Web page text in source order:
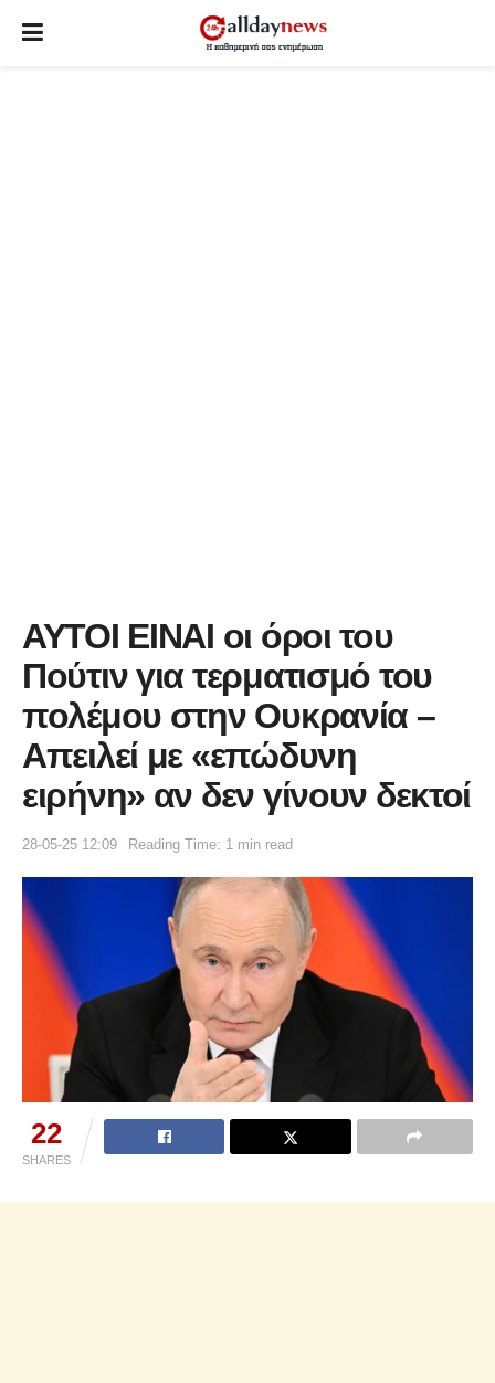
ΑΥΤΟΙ ΕΙΝΑΙ οι όροι του
Πούτιν για τερματισμό του
πολέμου στην Ουκρανία –
Απειλεί με «επώδυνη
ειρήνη» αν δεν γίνουν δεκτοί
28-05-25 12:09 Reading Time: 1 min read
22
SHARES